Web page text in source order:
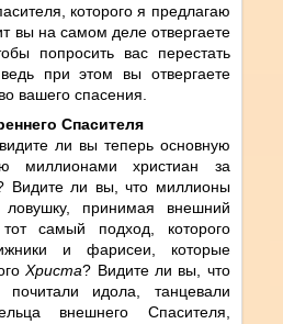
которого я предлагаю
вы на самом деле отвергаете
попросить вас перестать
при этом вы отвергаете
вашего спасения.
Спасителя
ли вы теперь основную
миллионами христиан за
Видите ли вы, что миллионы
принимая внешний
самый подход, которого
и фарисеи, которые
Христа? Видите ли вы, что
почитали идола, танцевали
внешнего Спасителя,